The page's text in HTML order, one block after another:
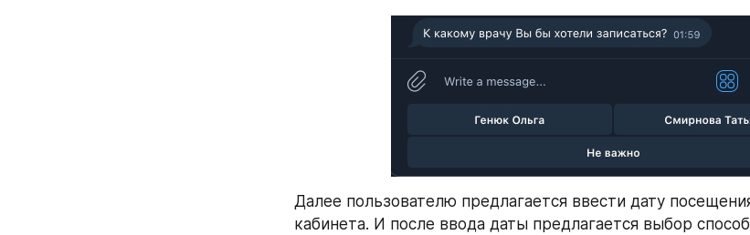
Далее пользователю предлагается ввести дату
кабинета. И после ввода даты предлагается выбор